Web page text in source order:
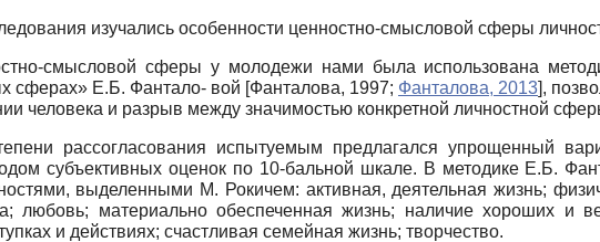
изучались особенности ценностно-смысловой сферы
смысловой сферы у молодежи нами была использована
сферах» Е.Б. Фантало- вой [Фанталова, 1997; Фанталова, 2013],
человека и разрыв между значимостью конкретной личностной
рассогласования испытуемым предлагался упрощенный
субъективных оценок по 10-бальной шкале. В методике Е.Б.
выделенными М. Рокичем: активная, деятельная жизнь;
любовь; материально обеспеченная жизнь; наличие хороших и
и действиях; счастливая семейная жизнь; творчество.